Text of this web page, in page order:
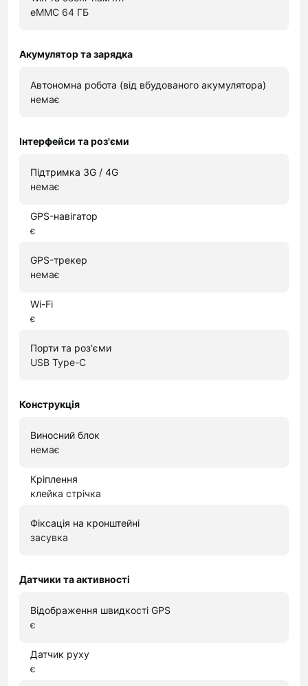
eMMC 64 ГБ
Акумулятор та зарядка
Автономна робота (від вбудованого акумулятора)
немає
Інтерфейси та роз'єми
Підтримка 3G / 4G
немає
GPS-навігатор
є
GPS-трекер
немає
Wi-Fi
є
Порти та роз'єми
USB Type-C
Конструкція
Виносний блок
немає
Кріплення
клейка стрічка
Фіксація на кронштейні
засувка
Датчики та активності
Відображення швидкості GPS
є
Датчик руху
є